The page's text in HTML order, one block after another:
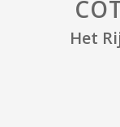
Het